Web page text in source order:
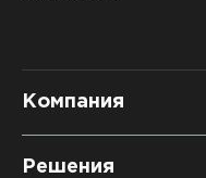
Компания
О компании
Решения